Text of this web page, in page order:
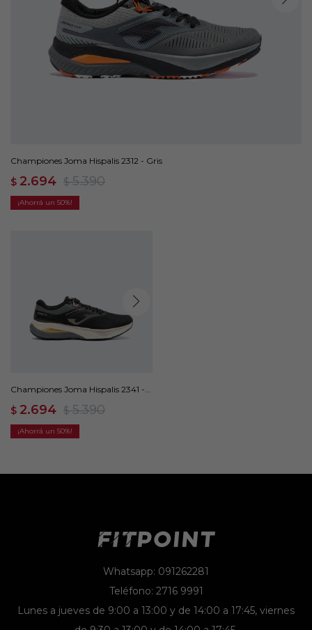
Championes Joma Hispalis 2312 - Gris
$ 2.694 $ 5.390
50
Championes Joma Hispalis 2341 -
$ 2.694 $ 5.390
50
Whatsapp: 091262281
Teléfono: 2716 9991
Lunes a jueves de 9:00 a 13:00 y de 14:00 a 17:45, viernes